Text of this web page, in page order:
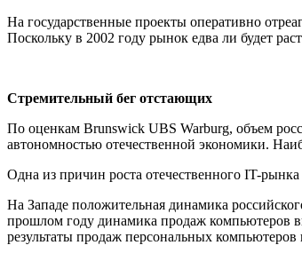
На государственные проекты оперативно
Поскольку в 2002 году рынок едва ли будет
Стремительный бег отстающих
По оценкам Brunswick UBS Warburg, объем
автономностью отечественной экономики.
Одна из причин роста отечественного IT-
На Западе положительная динамика
прошлом году динамика продаж компьютеров
результаты продаж персональных